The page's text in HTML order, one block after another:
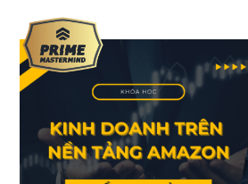
content